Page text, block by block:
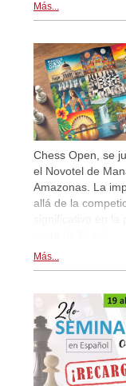
Más...
Chess Open, se
el Novotel de
Amazonas. La
allá de la
significativo en
Más...